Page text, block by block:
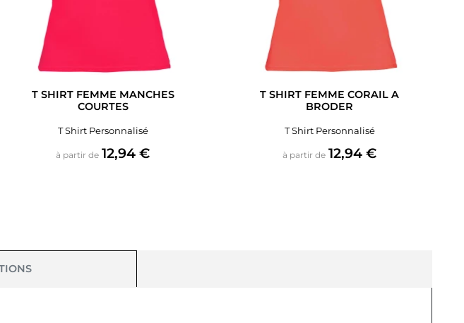
T SHIRT FEMME MANCHES
COURTES
T Shirt Personnalisé
à partir de Prix
12,94 €
T SHIRT FEMME CORAIL A
BRODER
T Shirt Personnalisé
à partir de Prix
12,94 €